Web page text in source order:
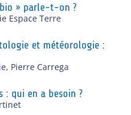
» parle-t-on ?
Espace Terre
et météorologie :
, Pierre Carrega
: qui en a besoin ?